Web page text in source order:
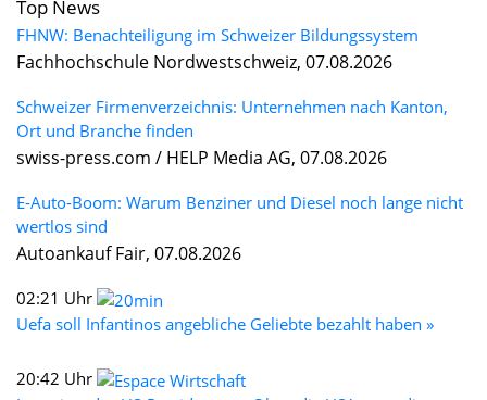
Top News
FHNW: Benachteiligung im Schweizer Bildungssystem
Fachhochschule Nordwestschweiz, 07.08.2026
Schweizer Firmenverzeichnis: Unternehmen nach Kanton,
Ort und Branche finden
swiss-press.com / HELP Media AG, 07.08.2026
E-Auto-Boom: Warum Benziner und Diesel noch lange nicht
wertlos sind
Autoankauf Fair, 07.08.2026
02:21 Uhr
Uefa soll Infantinos angebliche Geliebte bezahlt haben »
20:42 Uhr